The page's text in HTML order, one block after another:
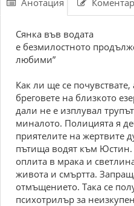
Анотация
Сянка във водата
е безмилостното
любими”
Как ли ще се
бреговете на близкото
дали не е изплувал
миналото. Полицията я
приятелите на жертвите
пътища водят към Юстин.
оплита в мрака и
живота и смъртта.
отмъщението. Така се
психотрилър за